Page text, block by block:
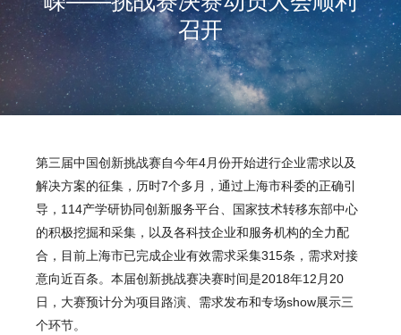
召开
第三届中国创新挑战赛自今年4月份开始进行企业需求以及
解决方案的征集，历时7个多月，通过上海市科委的正确引
导，114产学研协同创新服务平台、国家技术转移东部中心
的积极挖掘和采集，以及各科技企业和服务机构的全力配
合，目前上海市已完成企业有效需求采集315条，需求对接
意向近百条。本届创新挑战赛决赛时间是2018年12月20
日，大赛预计分为项目路演、需求发布和专场show展示三
个环节。